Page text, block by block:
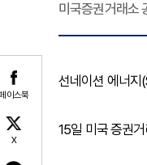
이스북
X
미국증권거래소
선네이션 에너지
15일 미국 증권